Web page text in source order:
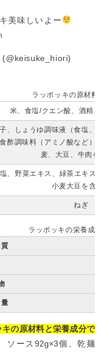
美味しいよー
ラッポッキの原材料
米、食塩/クエン酸、酒精、
、しょうゆ調味液（食塩、ス
酢調味料（アミノ酸など）酒
麦、大豆、牛肉を含
、野菜エキス、緑茶エキス/
小麦大豆を含む
ねぎ
ラッポッキの栄養成分
の原材料と栄養成分で
ソース92g×3個、乾麺